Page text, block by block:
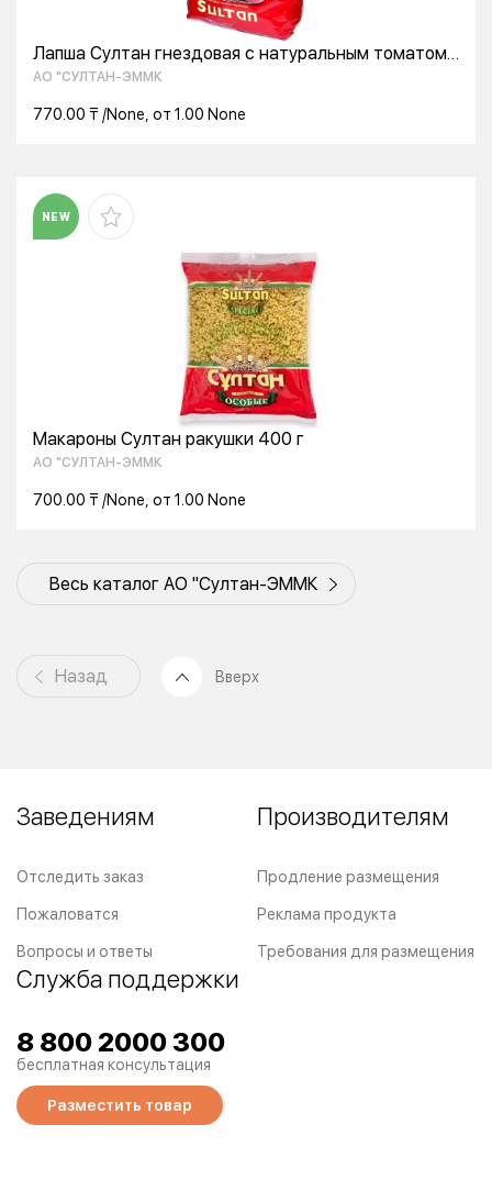
Лапша Султан гнездовая с натуральным томатом
5мм М409 400гр
АО "СУЛТАН-ЭММК
770.00 ₸ /None, от 1.00 None
NEW
Макароны Султан ракушки 400 г
АО "СУЛТАН-ЭММК
700.00 ₸ /None, от 1.00 None
Весь каталог АО "Султан-ЭММК
Назад Вверх
Заведениям
Отследить заказ
Пожаловатся
Вопросы и ответы
Производителям
Продление размещения
Реклама продукта
Требования для размещения
Служба поддержки
8 800 2000 300
бесплатная консультация
Разместить товар